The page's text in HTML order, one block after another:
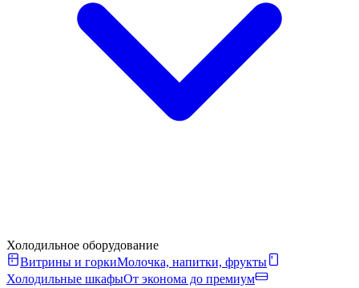
Холодильное оборудование
Витрины и горкиМолочка, напитки, фрукты
Холодильные шкафыОт эконома до премиум